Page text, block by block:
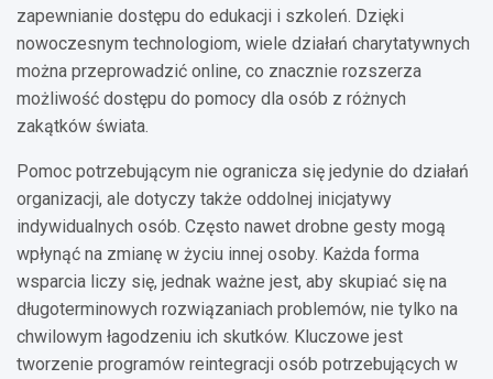
zapewnianie dostępu do edukacji i szkoleń. Dzięki
nowoczesnym technologiom, wiele działań charytatywnych
można przeprowadzić online, co znacznie rozszerza
możliwość dostępu do pomocy dla osób z różnych
zakątków świata.
Pomoc potrzebującym nie ogranicza się jedynie do działań
organizacji, ale dotyczy także oddolnej inicjatywy
indywidualnych osób. Często nawet drobne gesty mogą
wpłynąć na zmianę w życiu innej osoby. Każda forma
wsparcia liczy się, jednak ważne jest, aby skupiać się na
długoterminowych rozwiązaniach problemów, nie tylko na
chwilowym łagodzeniu ich skutków. Kluczowe jest
tworzenie programów reintegracji osób potrzebujących w